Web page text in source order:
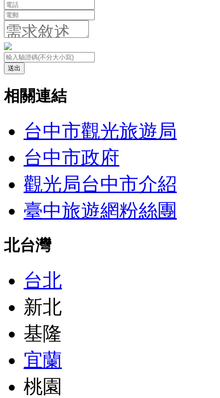
送出
相關連結
台中市觀光旅遊局
台中市政府
觀光局台中市介紹
臺中旅遊網粉絲團
北台灣
台北
新北
基隆
宜蘭
桃園